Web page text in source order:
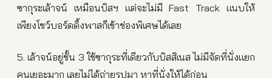
ซากุระเล้าจน์ เหมือนบิสฯ แต่จะไม่มี Fast Track แนบให้
เพียงโชว์บอร์ดดิ้งพาสก็เข้าช่องพิเศษได้เลย
5. เล้าจน์อยู่ชั้น 3 ใช้ซากุระที่เดียวกับบิสสิเนส ไม่มีจัดที่นั่งแยก
คนเยอะมาก เลยไม่ได้ถ่ายรูปมา หาที่นั่งให้ได้ก่อน